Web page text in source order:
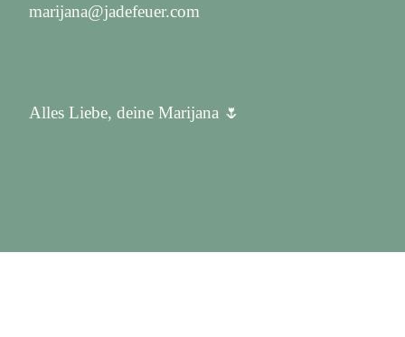
marijana@jadefeuer.com
Alles Liebe, deine Marijana 🌷